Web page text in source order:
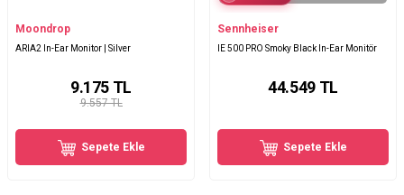
Moondrop
ARIA2 In-Ear Monitor | Silver
9.557 TL
9.175 TL
Sepete Ekle
Sennheiser
IE 500 PRO Smoky Black In-Ear Monitör
44.549TL
Sepete Ekle